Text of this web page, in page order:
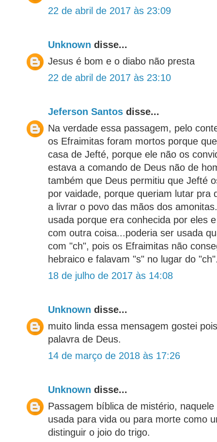
22 de abril de 2017 às 23:09
Unknown disse...
Jesus é bom e o diabo não presta
22 de abril de 2017 às 23:10
Jeferson Santos disse...
Na verdade essa passagem, pelo
os Efraimitas foram mortos porque
casa de Jefté, porque ele não os
estava a comando de Deus não de
também que Deus permitiu que Jefté
por vaidade, porque queriam lutar pra
a livrar o povo das mãos dos
usada porque era conhecida por eles
com outra coisa...poderia ser usada
com "ch", pois os Efraimitas não
hebraico e falavam "s" no lugar do
18 de julho de 2017 às 14:08
Unknown disse...
muito linda essa mensagem gostei
palavra de Deus.
14 de março de 2018 às 17:26
Unknown disse...
Passagem bíblica de mistério,
usada para vida ou para morte como
distinguir o joio do trigo.